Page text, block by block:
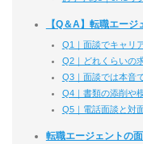
【Q＆A】転職エー
Q1｜面談でキャリ
Q2｜どれくらいの
Q3｜面談では本音
Q4｜書類の添削や
Q5｜電話面談と対
転職エージェントの